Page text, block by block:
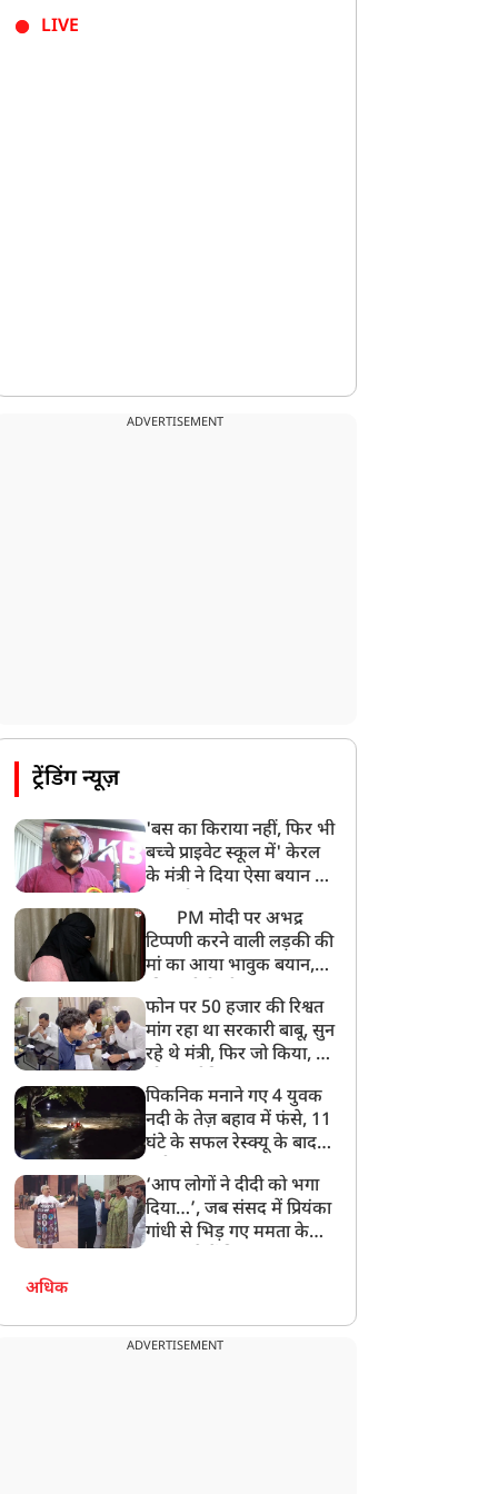
LIVE
ADVERTISEMENT
ट्रेंडिंग न्यूज़
'बस का किराया नहीं, फिर भी
बच्चे प्राइवेट स्कूल में' केरल
के मंत्री ने दिया ऐसा बयान की
PM मोदी पर अभद्र
टिप्पणी करने वाली लड़की की
मां का आया भावुक बयान,
बेटी को गोद लें प्रधानमंत्री
फोन पर 50 हजार की रिश्वत
मांग रहा था सरकारी बाबू, सुन
रहे थे मंत्री, फिर जो किया, वो
पिकनिक मनाने गए 4 युवक
नदी के तेज़ बहाव में फंसे, 11
घंटे के सफल रेस्क्यू के बाद
‘आप लोगों ने दीदी को भगा
दिया…’, जब संसद में प्रियंका
गांधी से भिड़ गए ममता के
अधिक
ADVERTISEMENT